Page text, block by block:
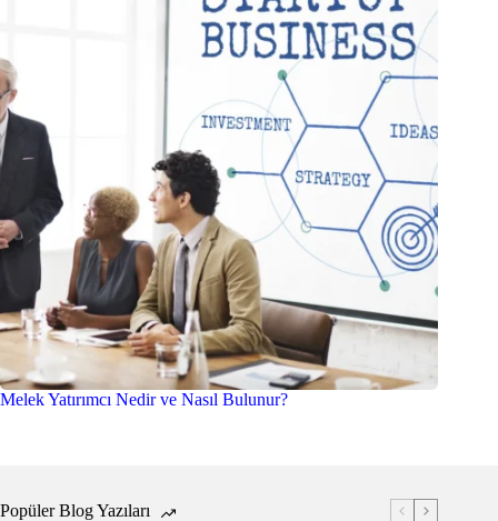
Melek Yatırımcı Nedir ve Nasıl Bulunur?
Popüler Blog Yazıları